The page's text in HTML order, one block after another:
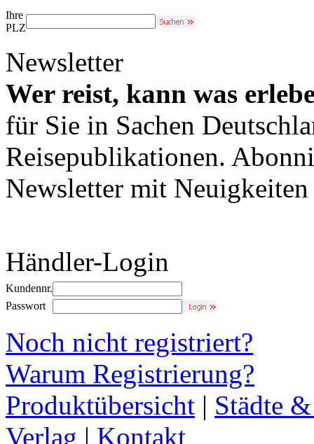
Ihre
PLZ
Newsletter
Wer reist, kann was
für Sie in Sachen
Reisepublikationen.
Newsletter mit
Händler-Login
Kundennr.
Passwort
Noch nicht registriert?
Warum Registrierung?
Produktübersicht | Städte
Verlag | Kontakt